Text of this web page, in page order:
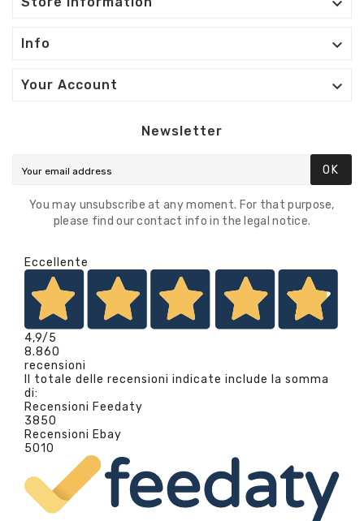

Info 
Your Account 
Newsletter
OK
You may unsubscribe at any moment. For that purpose,
please find our contact info in the legal notice.
Eccellente
4,9/5
8.860
recensioni
Il totale delle recensioni indicate include la somma
di:
Recensioni Feedaty
3850
Recensioni Ebay
5010